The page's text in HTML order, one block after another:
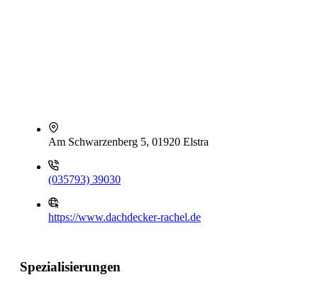
Am Schwarzenberg 5, 01920 Elstra
(035793) 39030
https://www.dachdecker-rachel.de
Spezialisierungen